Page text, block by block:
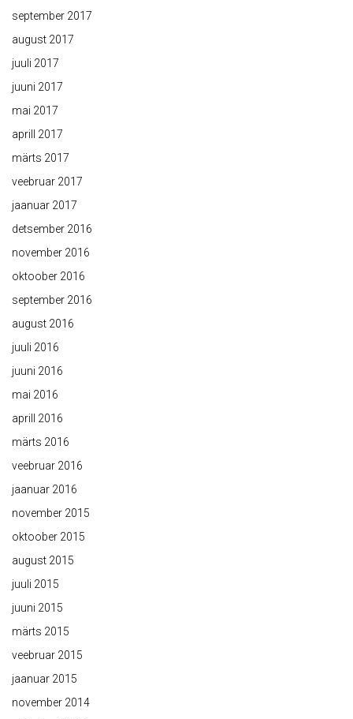
september 2017
august 2017
juuli 2017
juuni 2017
mai 2017
aprill 2017
märts 2017
veebruar 2017
jaanuar 2017
detsember 2016
november 2016
oktoober 2016
september 2016
august 2016
juuli 2016
juuni 2016
mai 2016
aprill 2016
märts 2016
veebruar 2016
jaanuar 2016
november 2015
oktoober 2015
august 2015
juuli 2015
juuni 2015
märts 2015
veebruar 2015
jaanuar 2015
november 2014